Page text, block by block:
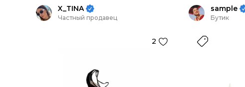
X_TINA
Частный продавец
2
sample
Бутик